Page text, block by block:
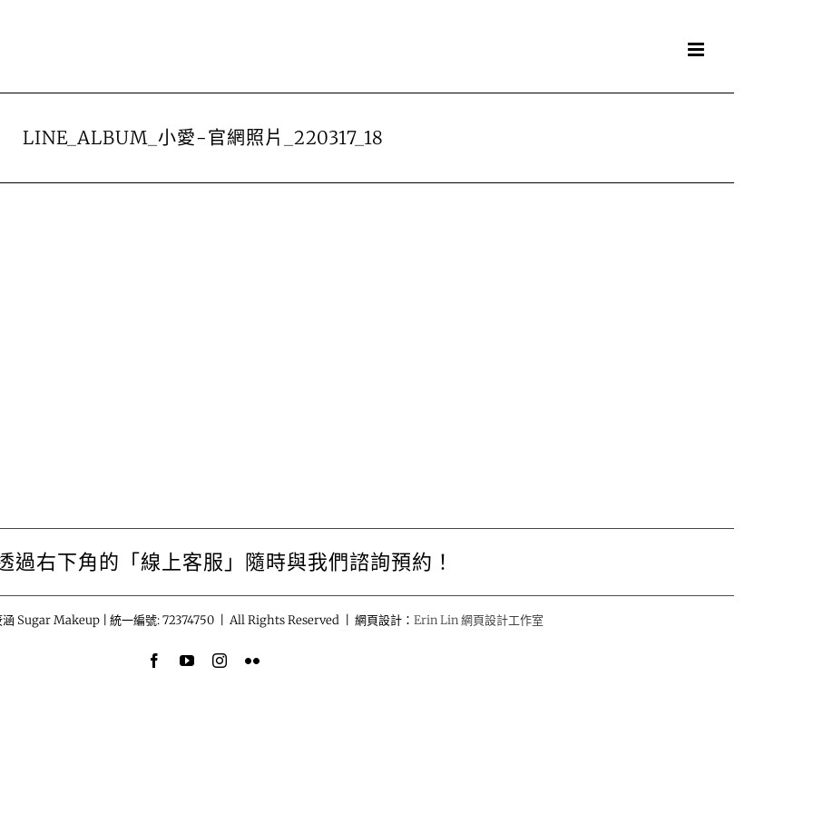
LINE_ALBUM_小愛-官網照片_220317_18
過右下角的「線上客服」隨時與我們諮詢預約！
Sugar Makeup | 統一編號: 72374750 | All Rights Reserved | 網頁設計： Erin Lin 網頁設計工作室
FacebookYouTubeInstagram
Flickr